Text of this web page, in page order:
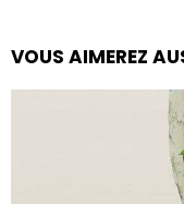
VOUS AIMEREZ